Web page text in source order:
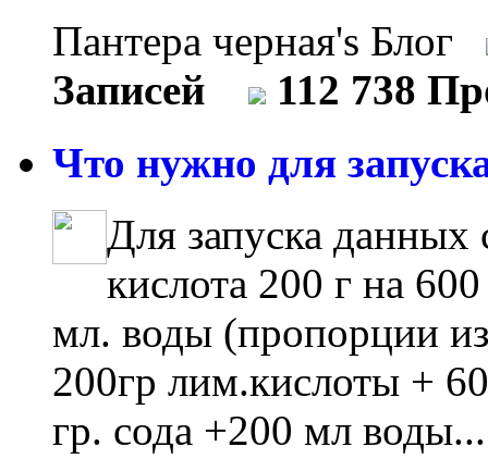
Пантера черная's Блог
Записей
112 738
Что нужно для
Для запуска
кислота 200 г на
мл. воды (пропорции
200гр лим.кислоты +
гр. сода +200 мл